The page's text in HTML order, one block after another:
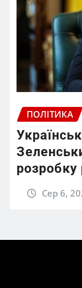
ПОЛІТИКА
розробку
Сер 6,